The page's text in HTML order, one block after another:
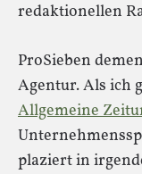
redaktionellen
ProSieben
Agentur. Als ich
Allgemeine
plaziert in